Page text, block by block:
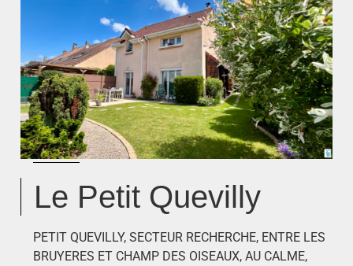
Le Petit Quevilly
PETIT QUEVILLY, SECTEUR RECHERCHE, ENTRE LES
BRUYERES ET CHAMP DES OISEAUX, AU CALME,